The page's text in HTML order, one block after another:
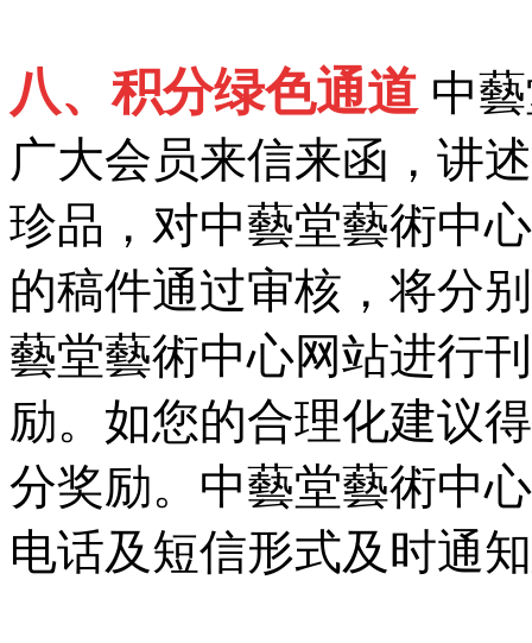
八、积分绿色通道 中
广大会员来信来函，讲
珍品，对中藝堂藝術中
的稿件通过审核，将分
藝堂藝術中心网站进行
励。如您的合理化建议
分奖励。中藝堂藝術中
电话及短信形式及时通